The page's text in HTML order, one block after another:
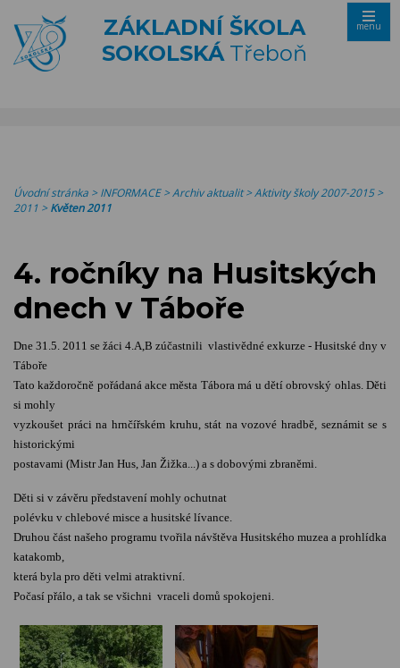
ZÁKLADNÍ ŠKOLA
SOKOLSKÁTřeboň
menu
Úvodní stránka >INFORMACE>Archiv aktualit>Aktivity školy 2007-2015>
2011 >Květen 2011
4. ročníky na Husitských
dnech v Táboře
Dne 31.5. 2011 se žáci 4.A,B zúčastnili vlastivědné exkurze - Husitské dny v
Táboře
Tato každoročně pořádaná akce města Tábora má u dětí obrovský ohlas. Děti
si mohly
vyzkoušet práci na hrnčířském kruhu, stát na vozové hradbě, seznámit se s
historickými
postavami (Mistr Jan Hus, Jan Žižka...) a s dobovými zbraněmi.
Děti si v závěru představení mohly ochutnat
polévku v chlebové misce a husitské lívance.
Druhou část našeho programu tvořila návštěva Husitského muzea a prohlídka
katakomb,
která byla pro děti velmi atraktivní.
Počasí přálo, a tak se všichni vraceli domů spokojeni.